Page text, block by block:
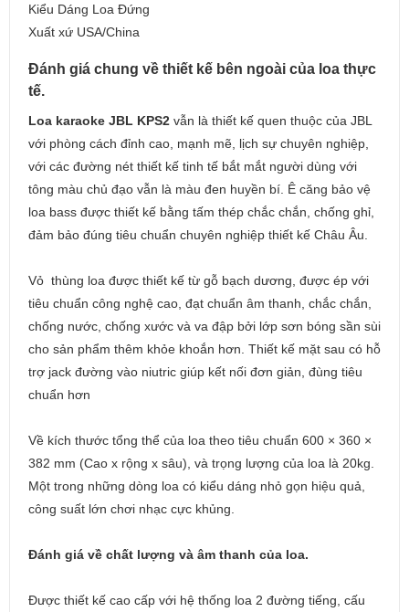
Kiểu Dáng Loa Đứng
Xuất xứ USA/China
Đánh giá chung về thiết kế bên ngoài của loa thực
tế.
Loa karaoke JBL KPS2 vẫn là thiết kế quen thuộc của JBL
với phòng cách đỉnh cao, mạnh mẽ, lịch sự chuyên nghiệp,
với các đường nét thiết kế tinh tế bắt mắt người dùng với
tông màu chủ đạo vẫn là màu đen huyền bí. Ê căng bảo vệ
loa bass được thiết kế bằng tấm thép chắc chắn, chống ghỉ,
đảm bảo đúng tiêu chuẩn chuyên nghiệp thiết kế Châu Âu.
Vỏ thùng loa được thiết kế từ gỗ bạch dương, được ép với
tiêu chuẩn công nghệ cao, đạt chuẩn âm thanh, chắc chắn,
chống nước, chống xước và va đập bởi lớp sơn bóng sần sùi
cho sản phẩm thêm khỏe khoắn hơn. Thiết kế mặt sau có hỗ
trợ jack đường vào niutric giúp kết nối đơn giản, đùng tiêu
chuẩn hơn
Về kích thước tổng thể của loa theo tiêu chuẩn 600 × 360 ×
382 mm (Cao x rộng x sâu), và trọng lượng của loa là 20kg.
Một trong những dòng loa có kiểu dáng nhỏ gọn hiệu quả,
công suất lớn chơi nhạc cực khủng.
Đánh giá về chất lượng và âm thanh của loa.
Được thiết kế cao cấp với hệ thống loa 2 đường tiếng, cấu